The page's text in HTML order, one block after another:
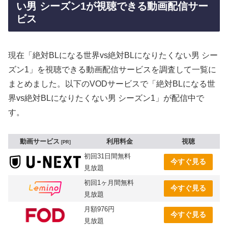
い男 シーズン1が視聴できる動画配信サー
ビス
現在「絶対BLになる世界vs絶対BLになりたくない男 シー
ズン1」を視聴できる動画配信サービスを調査して一覧に
まとめました。以下のVODサービスで「絶対BLになる世
界vs絶対BLになりたくない男 シーズン1」が配信中で
す。
動画サービス PR 利用料金
視聴
初回31日間無料
見放題
今すぐ見る
初回1ヶ月間無料
見放題
今すぐ見る
月額976円
見放題
今すぐ見る